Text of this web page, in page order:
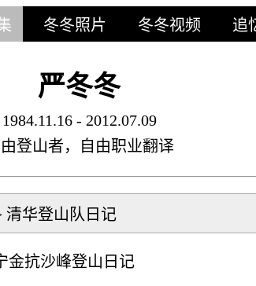
冬冬照片 冬冬视频 追
严冬冬
1984.11.16 - 2012.07.09
由登山者，自由职业翻译
清华登山队日记
金抗沙峰登山日记